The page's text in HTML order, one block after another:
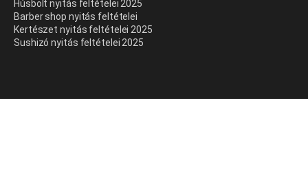
Húsbolt nyitás feltételei 2025
Barber shop nyitás feltételei
Kertészet nyitás feltételei 2025
Sushizó nyitás feltételei 2025